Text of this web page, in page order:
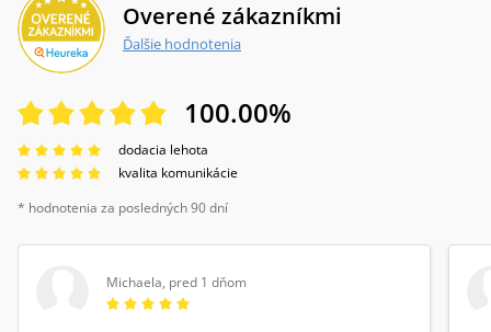
Overené zákazníkmi
Ďalšie hodnotenia
100.00%
dodacia lehota
kvalita komunikácie
* hodnotenia za posledných 90 dní
Michaela, pred 1 dňom